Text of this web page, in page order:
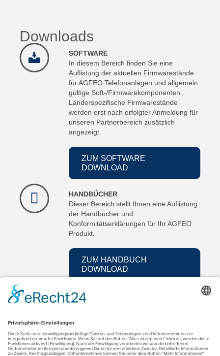
Downloads
SOFTWARE
In diesem Bereich finden Sie eine
Auflistung der aktuellen Firmwarestände
für AGFEO Telefonanlagen und allgemein
gültige Soft-/Firmwarekomponenten.
Länderspezifische Firmwarestände
werden erst nach erfolgter Anmeldung für
unseren Partnerbereich zusätzlich
angezeigt.
ZUM SOFTWARE
DOWNLOAD
HANDBÜCHER
Dieser Bereich stellt Ihnen eine Auflistung
der Handbücher und
Konformitätserklärungen für Ihr AGFEO
Produkt.
ZUM HANDBUCH
DOWNLOAD
Kontakt
AGFEO GmbH & Co. KG